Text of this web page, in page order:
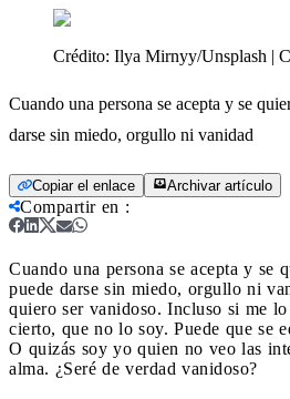
Crédito: Ilya Mirnyy/Unsplash |
Cuando una persona se acepta y se
darse sin miedo, orgullo ni vanidad
Copiar el enlace Archivar artículo
Compartir en :
Cuando una persona se acepta y se
puede darse sin miedo, orgullo ni
quiero ser vanidoso. Incluso si me
cierto, que no lo soy. Puede que se
O quizás soy yo quien no veo las
alma. ¿Seré de verdad vanidoso?